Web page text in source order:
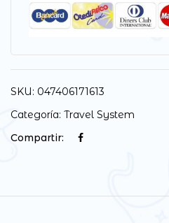
SKU: 047406171613
Categoría: Travel System
Compartir: